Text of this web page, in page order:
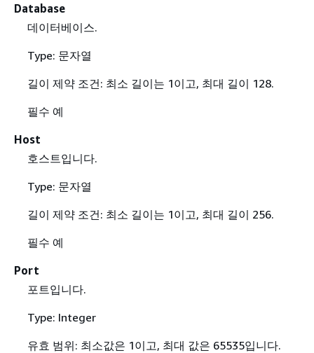
Database
데이터베이스.
Type: 문자열
길이 제약 조건: 최소 길이는 1이고, 최대 길이 128.
필수 예
Host
호스트입니다.
Type: 문자열
길이 제약 조건: 최소 길이는 1이고, 최대 길이 256.
필수 예
Port
포트입니다.
Type: Integer
유효 범위: 최소값은 1이고, 최대 값은 65535입니다.